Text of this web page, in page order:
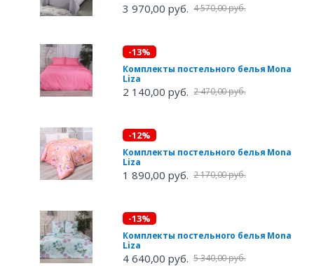
3 970,00 руб. 4 570,00 руб.
-13%
Комплекты постельного белья Mona
Liza
2 140,00 руб. 2 470,00 руб.
-12%
Комплекты постельного белья Mona
Liza
1 890,00 руб. 2 170,00 руб.
-13%
Комплекты постельного белья Mona
Liza
4 640,00 руб. 5 340,00 руб.